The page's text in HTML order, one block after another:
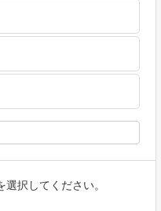
択してください。